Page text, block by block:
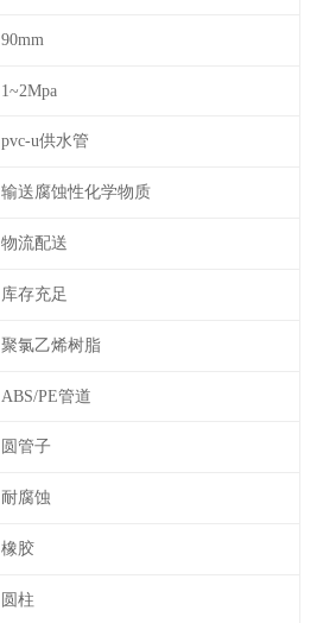
90mm
1~2Mpa
pvc-u供水管
输送腐蚀性化学物质
物流配送
库存充足
聚氯乙烯树脂
ABS/PE管道
圆管子
耐腐蚀
橡胶
圆柱